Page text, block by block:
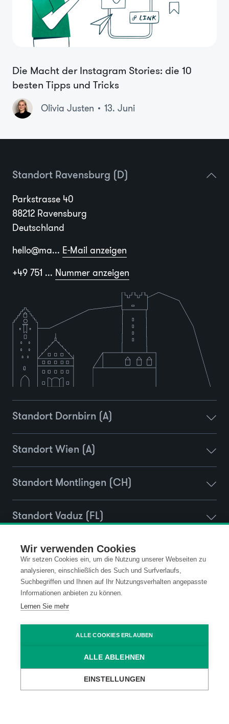
Wir verwenden Cookies
Wir setzen Cookies ein, um die Nutzung unserer Webseiten zu
analysieren, einschließlich des Such und Surfverlaufs,
Suchbegriffen und Ihnen auf Ihr Nutzungsverhalten angepasste
Informationen anbieten zu können.
Lernen Sie mehr
ALLE COOKIES ERLAUBEN
ALLE ABLEHNEN
EINSTELLUNGEN
Die Macht der Instagram Stories: die 10
besten Tipps und Tricks
Olivia Justen 13. Juni
Standort Ravensburg (D)
Parkstrasse 40
88212 Ravensburg
Deutschland
hello@ma... E-Mail anzeigen
+49 751 ... Nummer anzeigen
Standort Dornbirn (A)
Standort Wien (A)
Standort Montlingen (CH)
Standort Vaduz (FL)
Kontakt
Impressum
AGB
Datenschutz
Code of Conduct